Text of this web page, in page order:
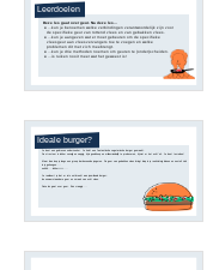
Leerdoelen
Deze les gaat over geur. Na deze les...
...kun je benoemen welke verbindingen verantwoordelijk zijn voor
de specifieke geur van rottend vlees en van gebakken vlees.
...kun je aangeven wat er moet gebeuren om de specifieke
vleesgeur aan vleesvervangers toe te voegen en welke
problemen dit met zich meebrengt.
...kun je drie methoden noemen om geuren te (onder)scheiden.
...is ruiken nooit meer wat het geweest is!
Ideale burger?
Je bent een gedreven onderzoeker. Je hebt een fantastische vegetarische burger gemaakt.
De structuur is lekker vezelig en sappig, hij is goedkoop en milieuvriendelijk te produceren, hij ziet er 'net echt' uit. Je bent tevreden!
Maar dan loop je langs een groep barbecuende jongeren. De geur van gebakken vlees dringt diep in je reukzintuig binnen en nestelt zich
in je geheugen....
oohhh....lekkerrrrr....
Je realiseert je dat er iets ontbreekt aan jouw ideale burger:
de onweerstaanbare geur en smaak van echt vlees.
Deze les gaat over geur. Een vraagje....